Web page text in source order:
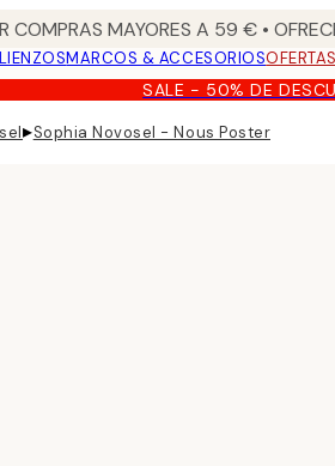
COMPRAS MAYORES A 59 € •
LIENZOSMARCOS & ACCESORIOSOFERTAS
SALE - 50% DE
▸Sophia Novosel - Nous Poster